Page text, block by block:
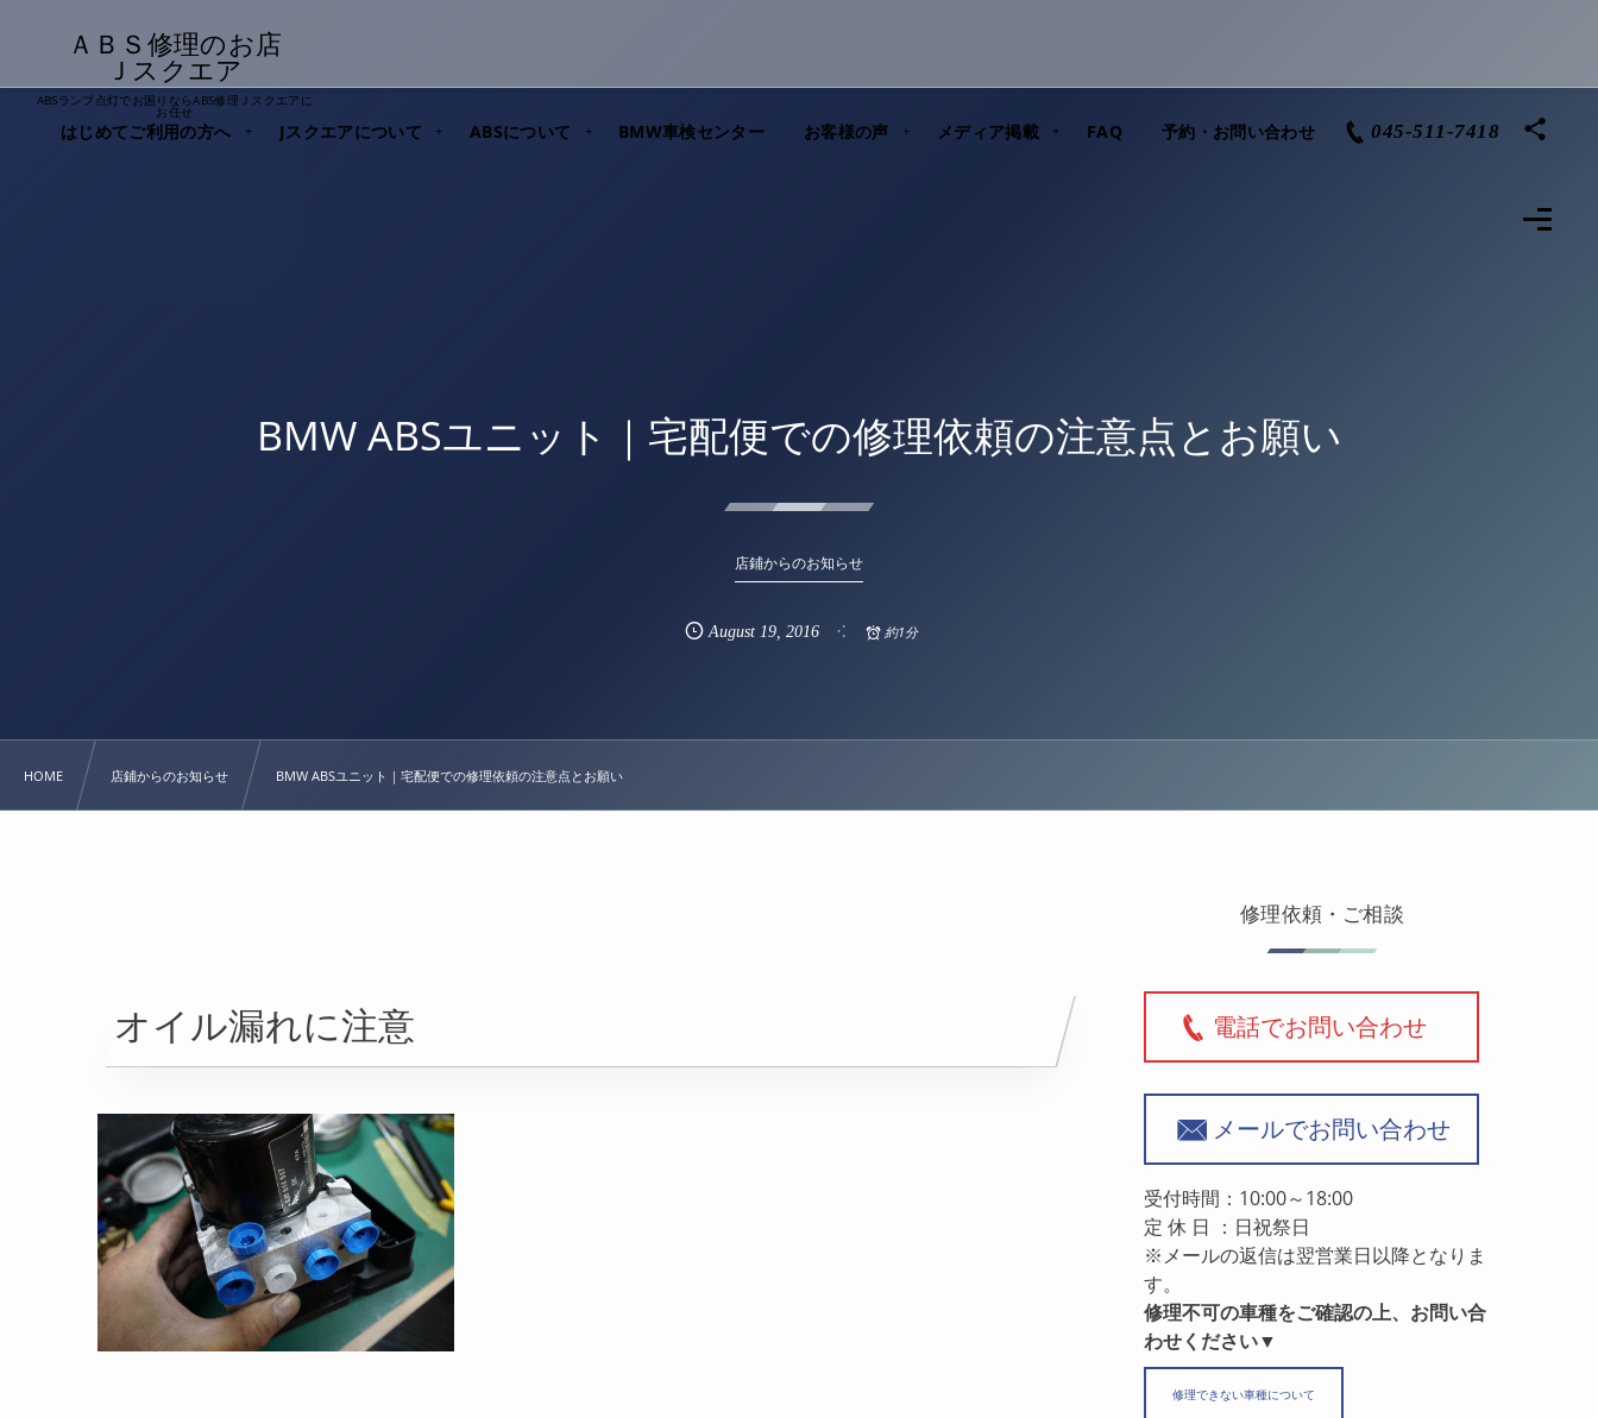
ＡＢＳ修理のお店
Ｊスクエア
ABSランプ点灯でお困りならABS修理Ｊスクエアに
お任せ
はじめてご利用の方へ Jスクエアについて ABSについて BMW車検センター お客様の声 メディア掲載 FAQ 予約・お問い合わせ 045-511-7418
BMW ABSユニット｜宅配便での修理依頼の注意点とお願い
店鋪からのお知らせ
August 19, 2016 約1分
HOME 店鋪からのお知らせ BMW ABSユニット｜宅配便での修理依頼の注意点とお願い
オイル漏れに注意
修理依頼・ご相談
電話でお問い合わせ
メールでお問い合わせ
受付時間：10:00～18:00
定 休 日 ：日祝祭日
※メールの返信は翌営業日以降となりま
す。
修理不可の車種をご確認の上、お問い合
わせください▼
修理できない車種について